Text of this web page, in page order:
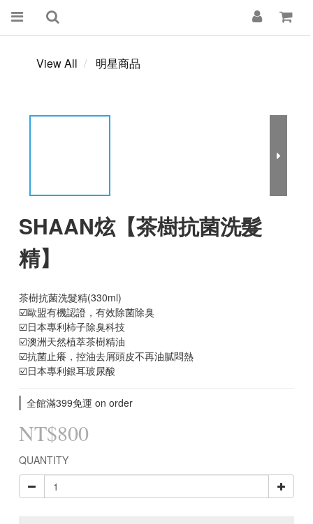
View All 明星商品
SHAAN炫【茶樹抗菌洗髮
精】
茶樹抗菌洗髮精(330ml)
☑️歐盟有機認證，有效除菌除臭
☑️日本專利柿子除臭科技
☑️澳洲天然植萃茶樹精油
☑️抗菌止癢，控油去屑頭皮不再油膩悶熱
☑️日本專利銀耳玻尿酸
全館滿399免運 on order
NT$800
QUANTITY